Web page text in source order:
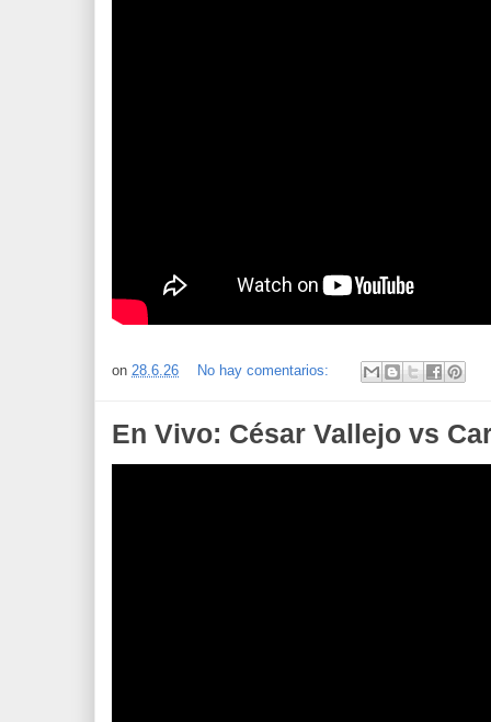
on 28.6.26 No hay comentarios:
En Vivo: César Vallejo vs